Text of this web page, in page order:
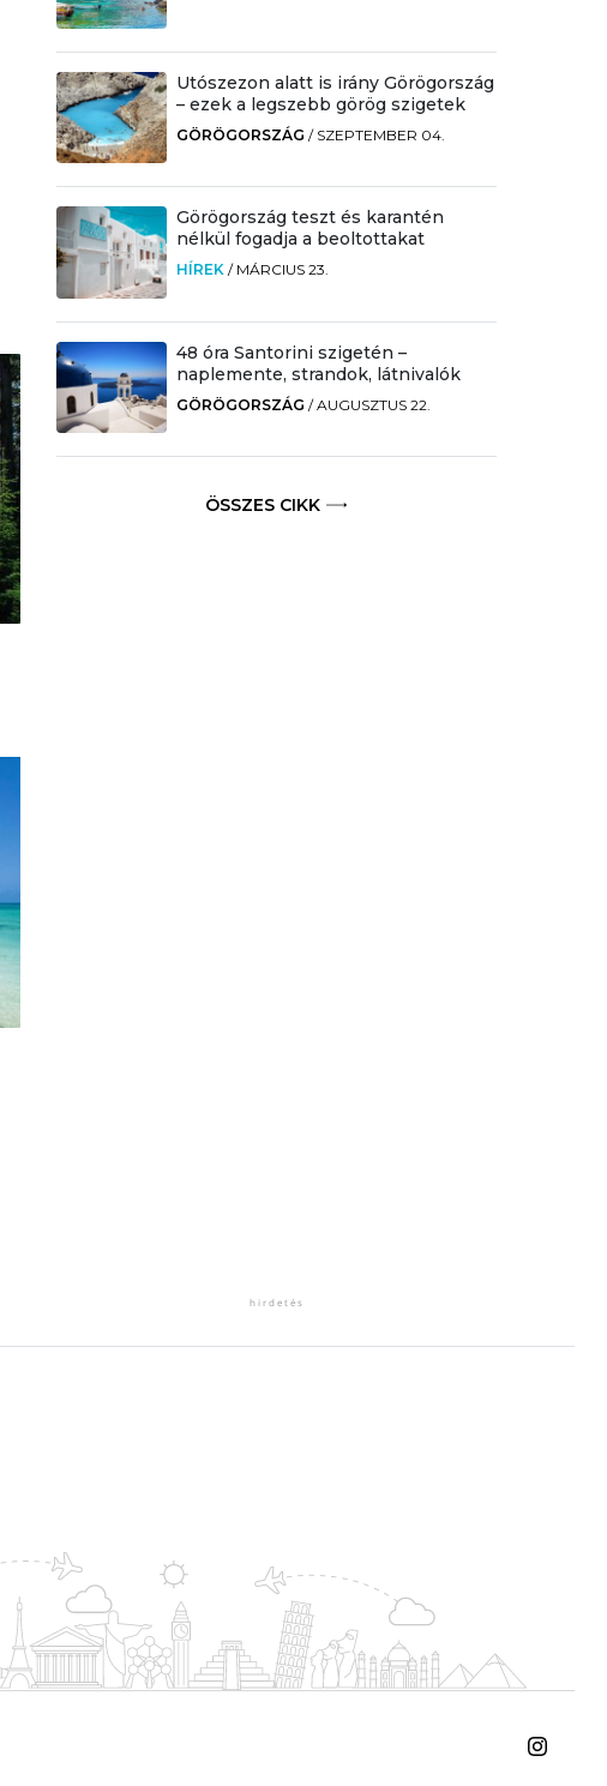
Utószezon alatt is irány Görögország
– ezek a legszebb görög szigetek
GÖRÖGORSZÁG / SZEPTEMBER 04.
Görögország teszt és karantén
nélkül fogadja a beoltottakat
HÍREK / MÁRCIUS 23.
48 óra Santorini szigetén –
naplemente, strandok, látnivalók
GÖRÖGORSZÁG /AUGUSZTUS 22.
ÖSSZES CIKK